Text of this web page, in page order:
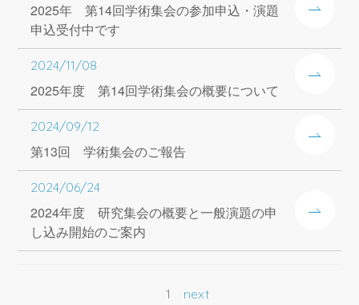
2025年 第14回学術集会の参加申込・演題
申込受付中です
2024/11/08
2025年度 第14回学術集会の概要について
2024/09/12
第13回 学術集会のご報告
2024/06/24
2024年度 研究集会の概要と一般演題の申
し込み開始のご案内
1 next